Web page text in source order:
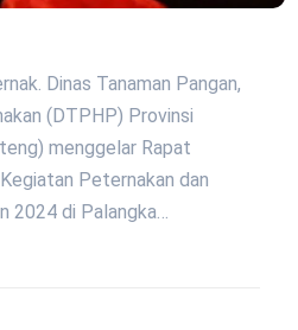
Dinas Tanaman Pangan,
(DTPHP) Provinsi
menggelar Rapat
Peternakan dan
2024 di Palangka…